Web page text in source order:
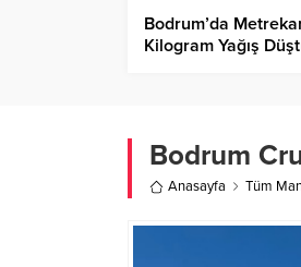
Bodrum’da
Kilogram Yağış
Bodrum
Anasayfa Tüm